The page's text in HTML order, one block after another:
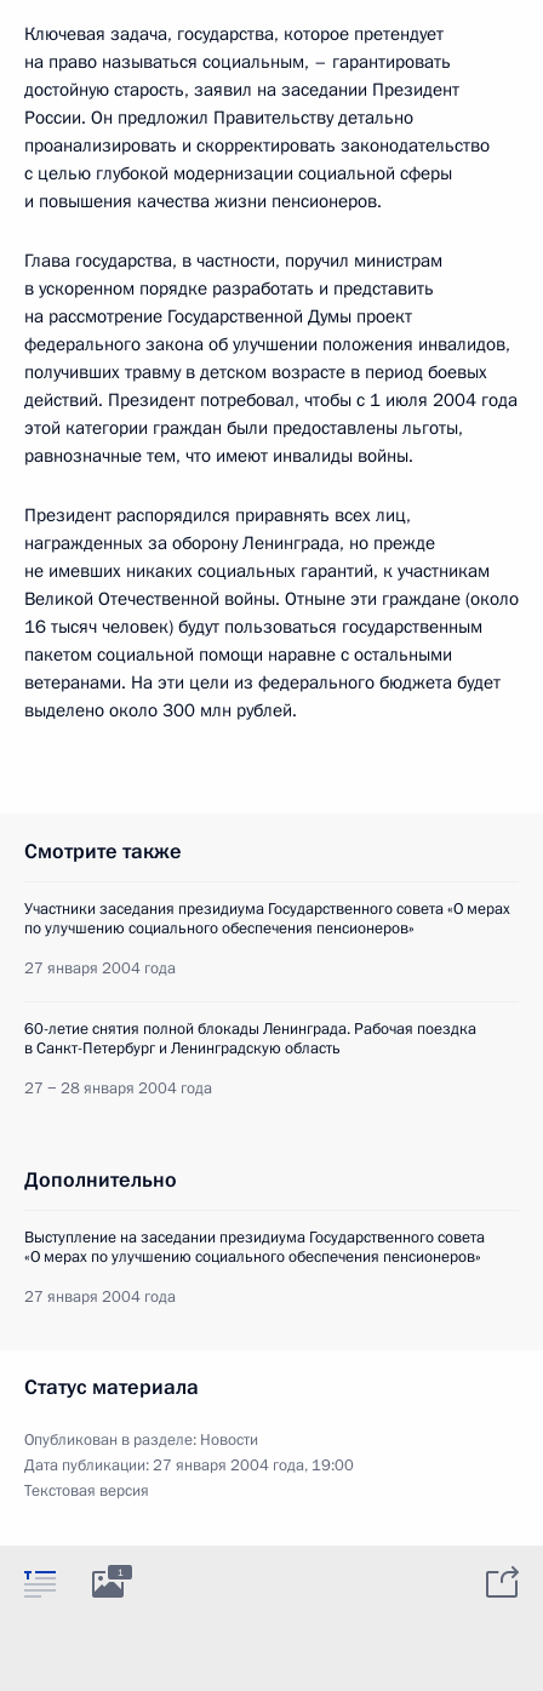
Ключевая задача, государства, которое претендует
на право называться социальным, – гарантировать
достойную старость, заявил на заседании Президент
России. Он предложил Правительству детально
проанализировать и скорректировать законодательство
с целью глубокой модернизации социальной сферы
и повышения качества жизни пенсионеров.
Глава государства, в частности, поручил министрам
в ускоренном порядке разработать и представить
на рассмотрение Государственной Думы проект
федерального закона об улучшении положения инвалидов,
получивших травму в детском возрасте в период боевых
действий. Президент потребовал, чтобы с 1 июля 2004 года
этой категории граждан были предоставлены льготы,
равнозначные тем, что имеют инвалиды войны.
Президент распорядился приравнять всех лиц,
награжденных за оборону Ленинграда, но прежде
не имевших никаких социальных гарантий, к участникам
Великой Отечественной войны. Отныне эти граждане (около
16 тысяч человек) будут пользоваться государственным
пакетом социальной помощи наравне с остальными
ветеранами. На эти цели из федерального бюджета будет
выделено около 300 млн рублей.
Смотрите также
Участники заседания президиума Государственного совета «О мерах
по улучшению социального обеспечения пенсионеров»
27 января 2004 года
60-летие снятия полной блокады Ленинграда. Рабочая поездка
в Санкт-Петербург и Ленинградскую область
27 − 28 января 2004 года
Дополнительно
Выступление на заседании президиума Государственного совета
«О мерах по улучшению социального обеспечения пенсионеров»
27 января 2004 года
Статус материала
Опубликован в разделе: Новости
Дата публикации:27 января 2004 года, 19:00
Текстовая версия
1